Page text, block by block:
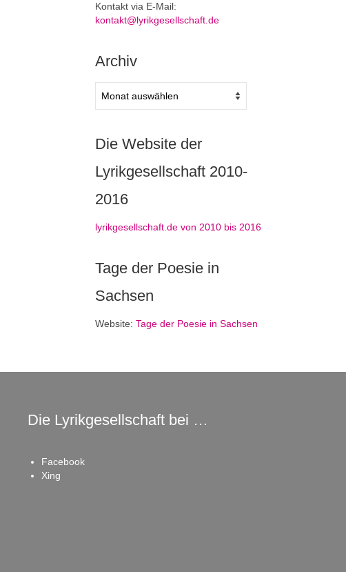
Kontakt via E-Mail:
kontakt@lyrikgesellschaft.de
Archiv
Die Website der
Lyrikgesellschaft 2010-
2016
lyrikgesellschaft.de von 2010 bis 2016
Tage der Poesie in
Sachsen
Website: Tage der Poesie in Sachsen
Die Lyrikgesellschaft bei …
Facebook
Xing